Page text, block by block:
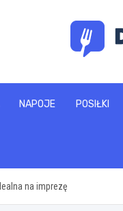
NAPOJE POSIŁKI
na imprezę